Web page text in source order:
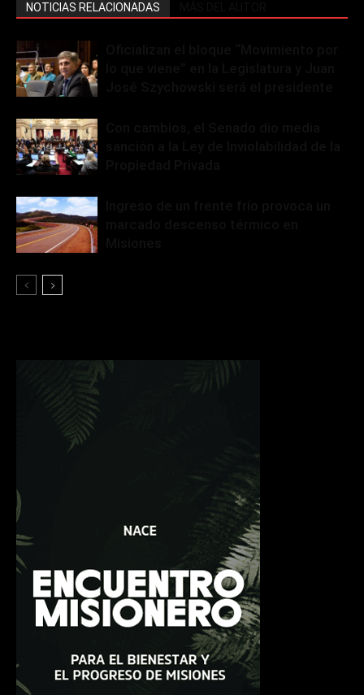
NOTICIAS RELACIONADAS